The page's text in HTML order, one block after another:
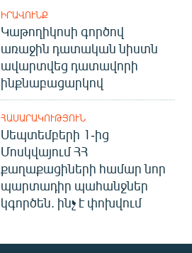
ԻՐԱՎՈՒՆՔ
Կաթողիկոսի գործով
առաջին դատական նիստն
ավարտվեց դատավորի
ինքնաբացարկով
ՀԱՍԱՐԱԿՈՒԹՅՈՒՆ
Սեպտեմբերի 1-ից
Մոսկվայում ՀՀ
քաղաքացիների համար նոր
պարտադիր պահանջներ
կգործեն. ինչ է փոխվում